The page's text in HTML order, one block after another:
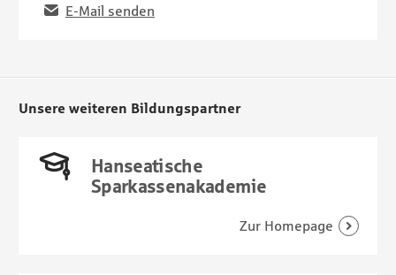
Email E-Mail senden
Unsere weiteren Bildungspartner
Hanseatische
Sparkassenakademie